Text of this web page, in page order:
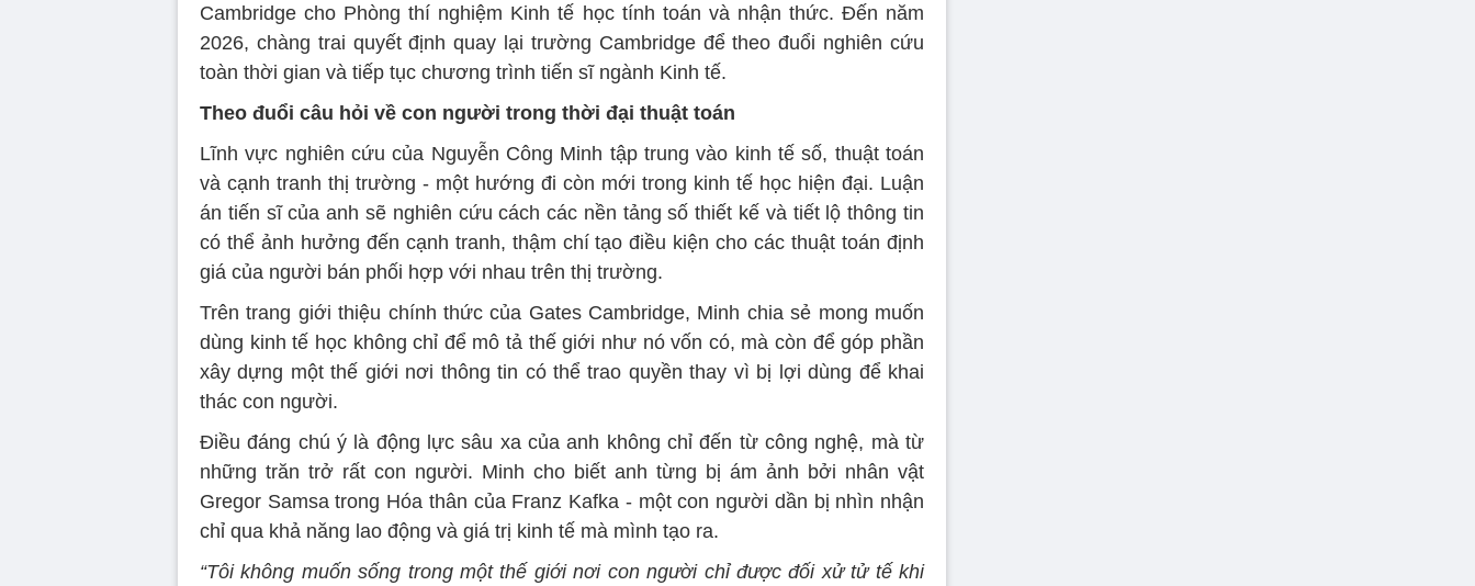
Cambridge cho Phòng thí nghiệm Kinh tế học tính toán và nhận thức. Đến năm
2026, chàng trai quyết định quay lại trường Cambridge để theo đuổi nghiên cứu
toàn thời gian và tiếp tục chương trình tiến sĩ ngành Kinh tế.
Theo đuổi câu hỏi về con người trong thời đại thuật toán
Lĩnh vực nghiên cứu của Nguyễn Công Minh tập trung vào kinh tế số, thuật toán
và cạnh tranh thị trường - một hướng đi còn mới trong kinh tế học hiện đại. Luận
án tiến sĩ của anh sẽ nghiên cứu cách các nền tảng số thiết kế và tiết lộ thông tin
có thể ảnh hưởng đến cạnh tranh, thậm chí tạo điều kiện cho các thuật toán định
giá của người bán phối hợp với nhau trên thị trường.
Trên trang giới thiệu chính thức của Gates Cambridge, Minh chia sẻ mong muốn
dùng kinh tế học không chỉ để mô tả thế giới như nó vốn có, mà còn để góp phần
xây dựng một thế giới nơi thông tin có thể trao quyền thay vì bị lợi dùng để khai
thác con người.
Điều đáng chú ý là động lực sâu xa của anh không chỉ đến từ công nghệ, mà từ
những trăn trở rất con người. Minh cho biết anh từng bị ám ảnh bởi nhân vật
Gregor Samsa trong Hóa thân của Franz Kafka - một con người dần bị nhìn nhận
chỉ qua khả năng lao động và giá trị kinh tế mà mình tạo ra.
“Tôi không muốn sống trong một thế giới nơi con người chỉ được đối xử tử tế khi